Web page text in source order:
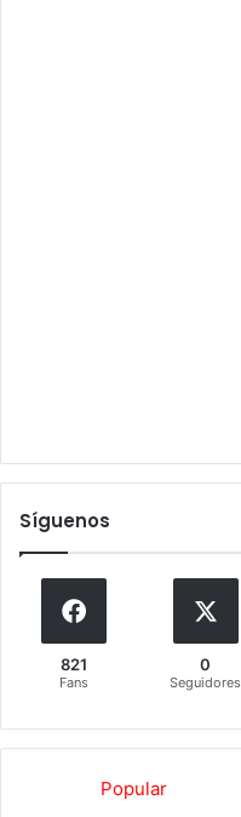
Síguenos
821
Fans
0
Seguidores
Popular